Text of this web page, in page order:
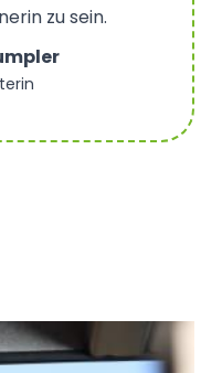
zu sein.